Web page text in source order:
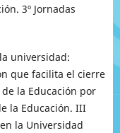
3º Jornadas
universidad:
que facilita el cierre
la Educación por
la Educación. III
la Universidad